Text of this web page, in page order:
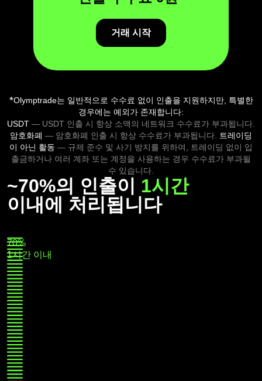
거래 시작
*Olymptrade는 일반적으로 수수료 없이 인출을 지원하지만, 특별한
경우에는 예외가 존재합니다:
USDT — USDT 인출 시 항상 소액의 네트워크 수수료가 부과됩니다.
암호화폐 — 암호화폐 인출 시 항상 수수료가 부과됩니다.
트레이딩
이 아닌 활동 — 규제 준수 및 사기 방지를 위하여, 트레이딩 없이 입
출금하거나 여러 계좌 또는 계정을 사용하는 경우 수수료가 부과될
수 있습니다.
~70%의 인출이 1시간
이내에 처리됩니다
70%
1시간 이내